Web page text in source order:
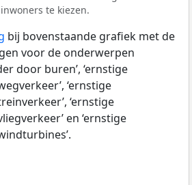
te kiezen.
bij bovenstaande grafiek met de
voor de onderwerpen
door buren’, ‘ernstige
‘ernstige
‘ernstige
en ‘ernstige